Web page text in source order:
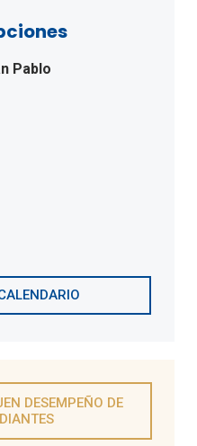
Pablo
DESEMPEÑO DE